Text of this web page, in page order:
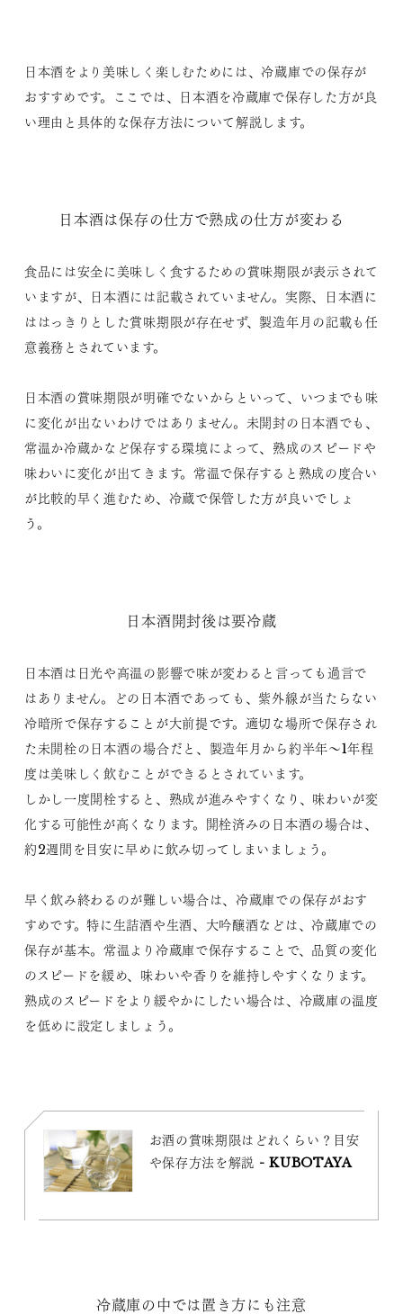
日本酒をより美味しく楽しむためには、冷蔵庫での保存が
おすすめです。ここでは、日本酒を冷蔵庫で保存した方が良
い理由と具体的な保存方法について解説します。
日本酒は保存の仕方で熟成の仕方が変わる
食品には安全に美味しく食するための賞味期限が表示されて
いますが、日本酒には記載されていません。実際、日本酒に
ははっきりとした賞味期限が存在せず、製造年月の記載も任
意義務とされています。
日本酒の賞味期限が明確でないからといって、いつまでも味
に変化が出ないわけではありません。未開封の日本酒でも、
常温か冷蔵かなど保存する環境によって、熟成のスピードや
味わいに変化が出てきます。常温で保存すると熟成の度合い
が比較的早く進むため、冷蔵で保管した方が良いでしょ
う。
日本酒開封後は要冷蔵
日本酒は日光や高温の影響で味が変わると言っても過言で
はありません。どの日本酒であっても、紫外線が当たらない
冷暗所で保存することが大前提です。適切な場所で保存され
た未開栓の日本酒の場合だと、製造年月から約半年～1年程
度は美味しく飲むことができるとされています。
しかし一度開栓すると、熟成が進みやすくなり、味わいが変
化する可能性が高くなります。開栓済みの日本酒の場合は、
約2週間を目安に早めに飲み切ってしまいましょう。
早く飲み終わるのが難しい場合は、冷蔵庫での保存がおす
すめです。特に生詰酒や生酒、大吟醸酒などは、冷蔵庫での
保存が基本。常温より冷蔵庫で保存することで、品質の変化
のスピードを緩め、味わいや香りを維持しやすくなります。
熟成のスピードをより緩やかにしたい場合は、冷蔵庫の温度
を低めに設定しましょう。
お酒の賞味期限はどれくらい？目安
や保存方法を解説 - KUBOTAYA
冷蔵庫の中では置き方にも注意